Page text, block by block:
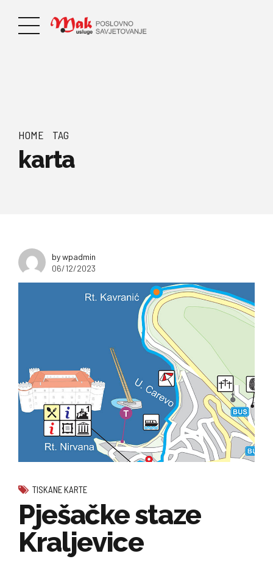
HOME TAG
karta
by wpadmin
06/12/2023
TISKANE KARTE
Pješačke staze
Kraljevice